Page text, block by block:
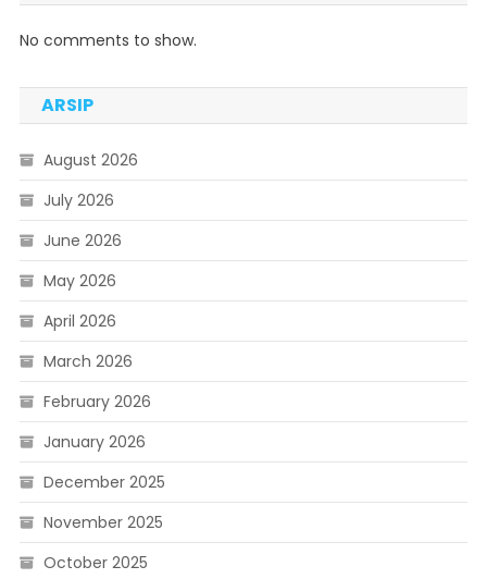
No comments to show.
ARSIP
August 2026
July 2026
June 2026
May 2026
April 2026
March 2026
February 2026
January 2026
December 2025
November 2025
October 2025